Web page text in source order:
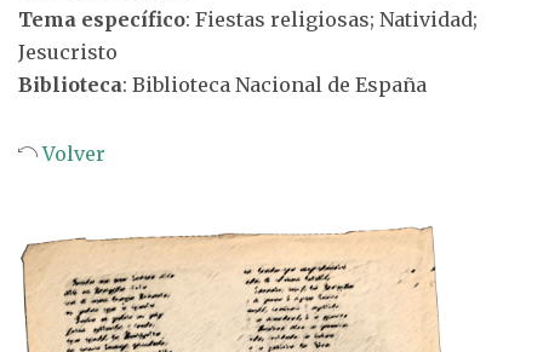
Tema específico: Fiestas religiosas; Natividad;
Jesucristo
Biblioteca: Biblioteca Nacional de España
Volver